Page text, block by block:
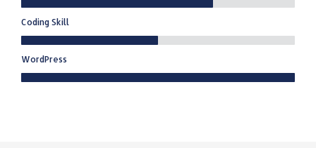
Coding Skill
WordPress